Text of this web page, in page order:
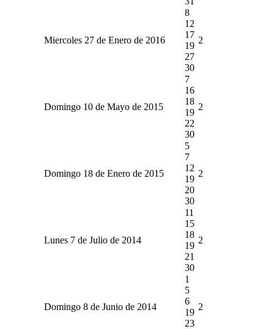
Miercoles 27 de Enero de 2016
8
12
17
19
27
30
2
Domingo 10 de Mayo de 2015
7
16
18
19
22
30
2
Domingo 18 de Enero de 2015
5
7
12
19
20
30
2
Lunes 7 de Julio de 2014
11
15
18
19
21
30
2
Domingo 8 de Junio de 2014
1
5
6
19
23
2